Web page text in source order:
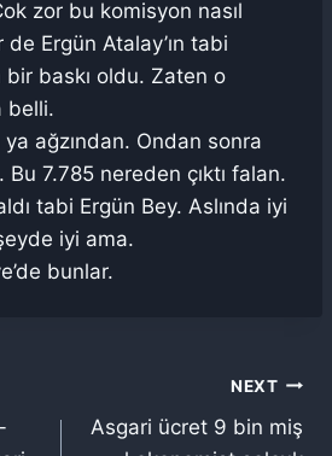
zor bu komisyon nasıl
Ergün Atalay’ın tabi
baskı oldu. Zaten o
belli.
ya ağzından. Ondan sonra
7.785 nereden çıktı falan.
tabi Ergün Bey. Aslında iyi
iyi ama.
bunlar.
NEXT
Asgari ücret 9 bin miş